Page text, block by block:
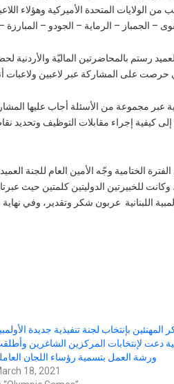
الجمباز – الرماية – الجودو – المبارزة –
رستم بالمحاضرتين الماليّة والأردنية
على المشاركة عبر لاعبين ولاعبات
عبر مجموعة من الأسئلة أجاب عليها
كيفية إجراء مقابلات التوظيف وتحديد
الختامية وجّه الأمين العام للجنة
للخبيرتين الدوليتين كلمتين حيث
اللبنانية عربون شكر وتقدير، وفي
بإنتخاب لجنة تنفيذية جديدة
دعت لإنتخابات المركزين الشاغرين
ورشة العمل بتسمية رؤساء اللجان
18, 2021